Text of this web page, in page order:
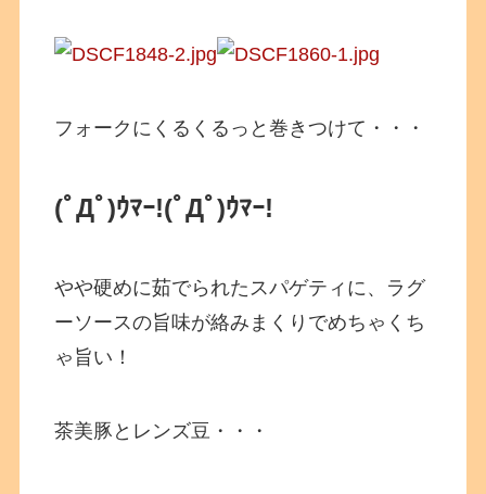
フォークにくるくるっと巻きつけて・・・
(ﾟДﾟ)ｳﾏｰ!(ﾟДﾟ)ｳﾏｰ!
やや硬めに茹でられたスパゲティに、ラグ
ーソースの旨味が絡みまくりでめちゃくち
ゃ旨い！
茶美豚とレンズ豆・・・